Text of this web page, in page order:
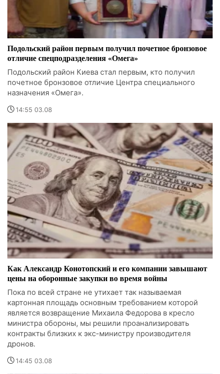
Подольский район первым получил почетное бронзовое
отличие спецподразделения «Омега»
Подольский район Киева стал первым, кто получил
почетное бронзовое отличие Центра специального
назначения «Омега».
14:55 03.08
Как Александр Конотопский и его компании завышают
цены на оборонные закупки во время войны
Пока по всей стране не утихает так называемая
картонная площадь основным требованием которой
является возвращение Михаила Федорова в кресло
министра обороны, мы решили проанализировать
контракты близких к экс-министру производителя
дронов.
14:45 03.08